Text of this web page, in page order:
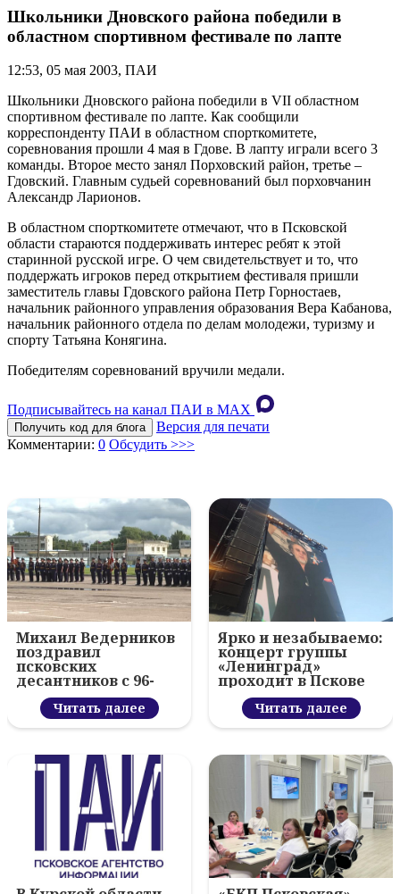
Школьники Дновского района победили в
областном спортивном фестивале по лапте
12:53, 05 мая 2003, ПАИ
Школьники Дновского района победили в VII областном
спортивном фестивале по лапте. Как сообщили
корреспонденту ПАИ в областном спорткомитете,
соревнования прошли 4 мая в Гдове. В лапту играли всего 3
команды. Второе место занял Порховский район, третье –
Гдовский. Главным судьей соревнований был порховчанин
Александр Ларионов.
В областном спорткомитете отмечают, что в Псковской
области стараются поддерживать интерес ребят к этой
старинной русской игре. О чем свидетельствует и то, что
поддержать игроков перед открытием фестиваля пришли
заместитель главы Гдовского района Петр Горностаев,
начальник районного управления образования Вера Кабанова,
начальник районного отдела по делам молодежи, туризму и
спорту Татьяна Конягина.
Победителям соревнований вручили медали.
Подписывайтесь на канал ПАИ в MAХ
Получить код для блога
Версия для печати
Комментарии: 0 Обсудить >>>
Михаил Ведерников
поздравил
псковских
десантников с 96-
летием ВДВ и
вручил награды
Читать далее
Ярко и незабываемо:
концерт группы
«Ленинград»
проходит в Пскове
Читать далее